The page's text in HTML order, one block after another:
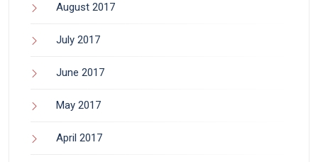
August 2017
July 2017
June 2017
May 2017
April 2017